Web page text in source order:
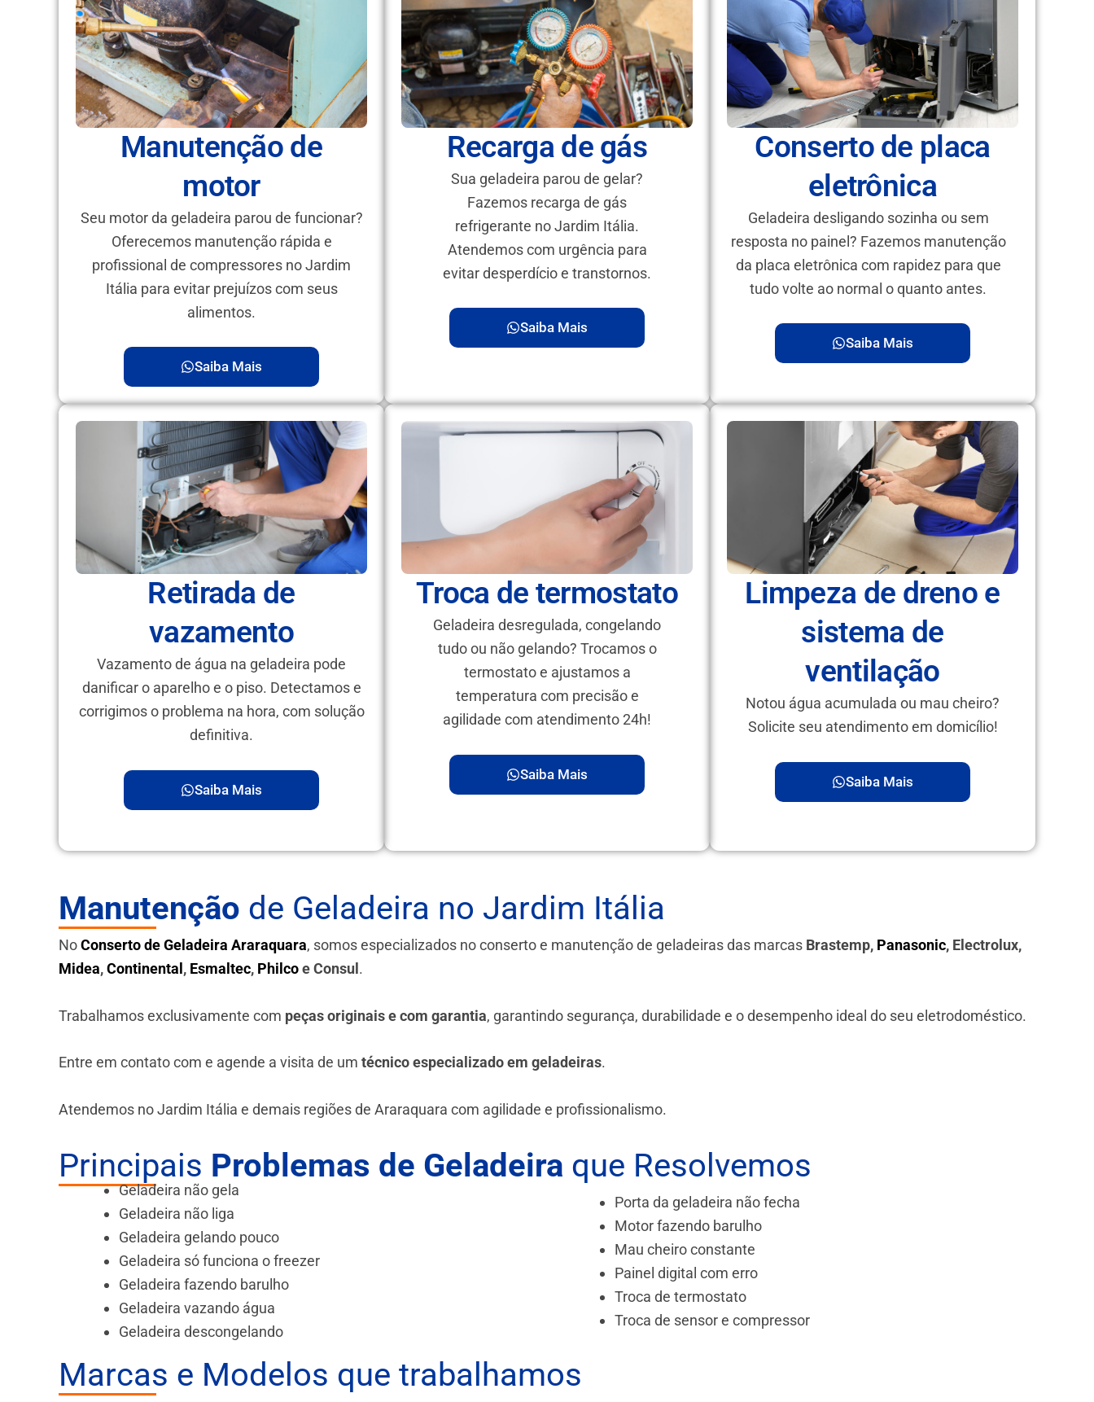
Manutenção de
motor
Seu motor da geladeira parou de funcionar?
Oferecemos manutenção rápida e
profissional de compressores no Jardim
Itália para evitar prejuízos com seus
alimentos.
Saiba Mais
Recarga de gás
Sua geladeira parou de gelar?
Fazemos recarga de gás
refrigerante no Jardim Itália.
Atendemos com urgência para
evitar desperdício e transtornos.
Saiba Mais
Conserto de placa
eletrônica
Geladeira desligando sozinha ou sem
resposta no painel? Fazemos manutenção
da placa eletrônica com rapidez para que
tudo volte ao normal o quanto antes.
Saiba Mais
Retirada de
vazamento
Vazamento de água na geladeira pode
danificar o aparelho e o piso. Detectamos e
corrigimos o problema na hora, com solução
definitiva.
Saiba Mais
Troca de termostato
Geladeira desregulada, congelando
tudo ou não gelando? Trocamos o
termostato e ajustamos a
temperatura com precisão e
agilidade com atendimento 24h!
Saiba Mais
Limpeza de dreno e
sistema de
ventilação
Notou água acumulada ou mau cheiro?
Solicite seu atendimento em domicílio!
Saiba Mais
Manutenção de Geladeira no Jardim Itália
NoConserto de Geladeira Araraquara, somos especializados no conserto e manutenção de geladeiras das marcas Brastemp, Panasonic, Electrolux,
Midea,Continental , Esmaltec, Philcoe Consul .
Trabalhamos exclusivamente com peças originais e com garantia, garantindo segurança, durabilidade e o desempenho ideal do seu eletrodoméstico.
Entre em contato com e agende a visita de um técnico especializado em geladeiras.
Atendemos no Jardim Itália e demais regiões de Araraquara com agilidade e profissionalismo.
Principais Problemas de Geladeira que Resolvemos
Geladeira não gela
Geladeira não liga
Geladeira gelando pouco
Geladeira só funciona o freezer
Geladeira fazendo barulho
Geladeira vazando água
Geladeira descongelando
Porta da geladeira não fecha
Motor fazendo barulho
Mau cheiro constante
Painel digital com erro
Troca de termostato
Troca de sensor e compressor
Marcas e Modelos que trabalhamos